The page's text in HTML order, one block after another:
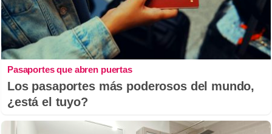
Pasaportes que abren puertas
Los pasaportes más poderosos del mundo,
¿está el tuyo?